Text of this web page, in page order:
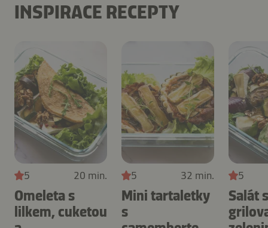
INSPIRACE RECEPTY
5 20 min.
Omeleta s
lilkem, cuketou
5 32 min.
Mini tartaletky
s
5
Salát s